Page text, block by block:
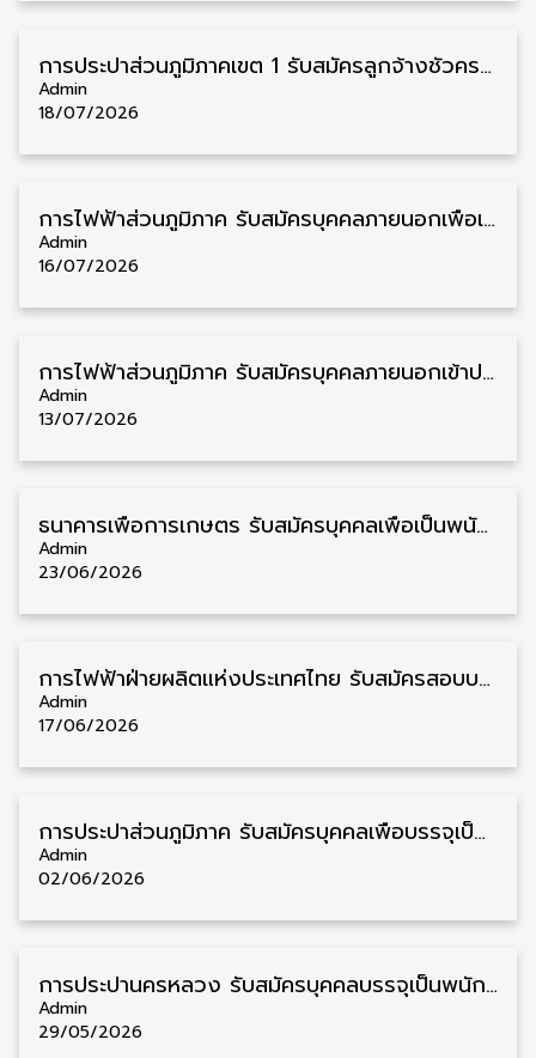
การประปาส่วนภูมิภาคเขต 1 รับสมัครลูกจ้างชั่วคราว วุฒิ ปวส. 6 อัตรา รับสมัคร 15 – 31 กรกฎาคม
Admin
18/07/2026
การไฟฟ้าส่วนภูมิภาค รับสมัครบุคคลภายนอกเพื่อเข้าปฏิบัติงาน วุฒิ ป.ตรี ประจำปี 2569 8 อัตรา รับสมัคร 14 กรกฎาคม – 3 สิงหาคม
Admin
16/07/2026
การไฟฟ้าส่วนภูมิภาค รับสมัครบุคคลภายนอกเข้าปฏิบัติงาน วุฒิ ป.ตรี 7 อัตรา รับสมัคร 13 – 23 กรกฎาคม
Admin
13/07/2026
ธนาคารเพื่อการเกษตร รับสมัครบุคคลเพื่อเป็นพนักงาน วุฒิ ป.ตรี หลายจังหวัด 24 อัตรา สำรอง 19 อัตรา รับสมัคร 23 – 30 มิถุนายน
Admin
23/06/2026
การไฟฟ้าฝ่ายผลิตแห่งประเทศไทย รับสมัครสอบบรรจุเป็นพนักงาน ทั่วประเทศ ประจำปี 2569 400 กว่าอัตรา รับสมัคร 22 มิถุนายน – 10 กรกฎาคม
Admin
17/06/2026
การประปาส่วนภูมิภาค รับสมัครบุคคลเพื่อบรรจุเป็นพนักงาน วุฒิ ป.ตรี 4 อัตรา รับสมัคร 15 – 25 มิถุนายน
Admin
02/06/2026
การประปานครหลวง รับสมัครบุคคลบรรจุเป็นพนักงาน วุฒิ ป.ตรี 21 อัตรา รับสมัคร 15 – 29 มิถุนายน
Admin
29/05/2026